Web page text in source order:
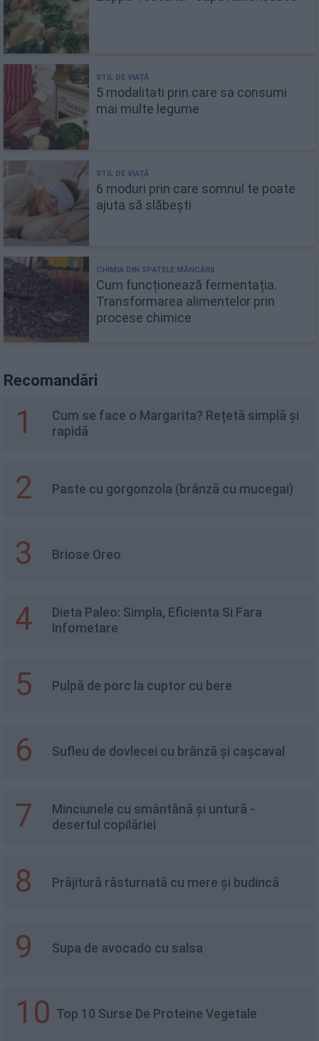
5 modalitati prin care sa consumi
mai multe legume
6 moduri prin care somnul te poate
ajuta să slăbești
Cum funcționează fermentația.
Transformarea alimentelor prin
procese chimice
Recomandări
1
Cum se face o Margarita? Rețetă simplă și
rapidă
2 Paste cu gorgonzola (brânză cu mucegai)
3 Briose Oreo
4
Dieta Paleo: Simpla, Eficienta Si Fara
Infometare
5 Pulpă de porc la cuptor cu bere
6 Sufleu de dovlecei cu brânză și cașcaval
7
Minciunele cu smântână și untură -
desertul copilăriei
8 Prăjitură răsturnată cu mere și budincă
9 Supa de avocado cu salsa
10 Top 10 Surse De Proteine Vegetale